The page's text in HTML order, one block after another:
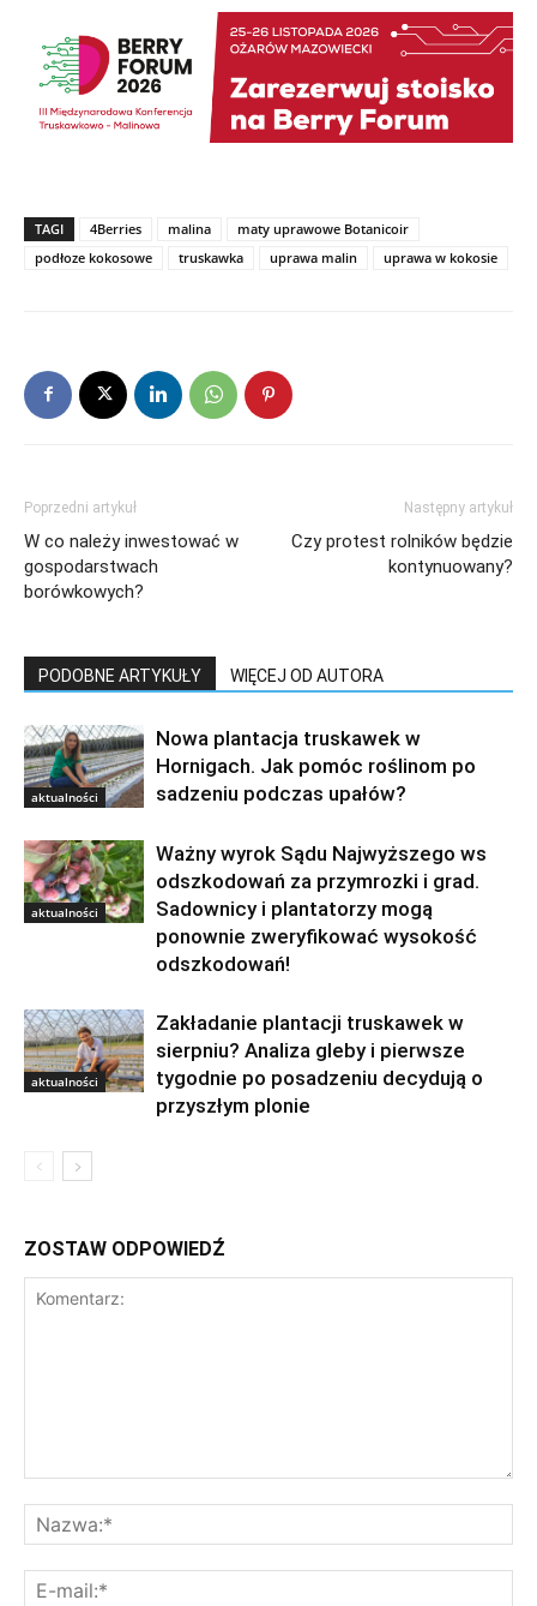
TAGI 4Berries malina
maty uprawowe Botanicoir
podłoze kokosowe
truskawka uprawa malin uprawa w kokosie
Poprzedni artykuł
W co należy inwestować w
gospodarstwach
borówkowych?
Następny artykuł
Czy protest rolników będzie
kontynuowany?
PODOBNE ARTYKUŁY WIĘCEJ OD AUTORA
aktualności
Nowa plantacja truskawek w
Hornigach. Jak pomóc roślinom po
sadzeniu podczas upałów?
aktualności
Ważny wyrok Sądu Najwyższego ws
odszkodowań za przymrozki i grad.
Sadownicy i plantatorzy mogą
ponownie zweryfikować wysokość
odszkodowań!
aktualności
Zakładanie plantacji truskawek w
sierpniu? Analiza gleby i pierwsze
tygodnie po posadzeniu decydują o
przyszłym plonie
ZOSTAW ODPOWIEDŹ